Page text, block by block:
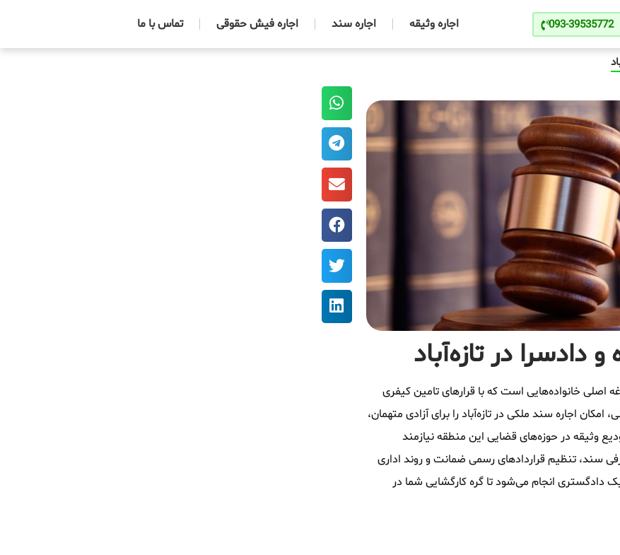
093-39535772 اجاره وثیقه اجاره سند اجاره فیش حقوقی تماس با ما
دادسرا در تازه‌آباد
اصلی خانواده‌هایی است که با قرارهای تامین کیفری
اجاره سند ملکی در تازه‌آباد را برای آزادی متهمان،
وثیقه در حوزه‌های قضایی این منطقه نیازمند
سند، تنظیم قراردادهای رسمی ضمانت و روند اداری
دادگستری انجام می‌شود تا گره کارگشایی شما در